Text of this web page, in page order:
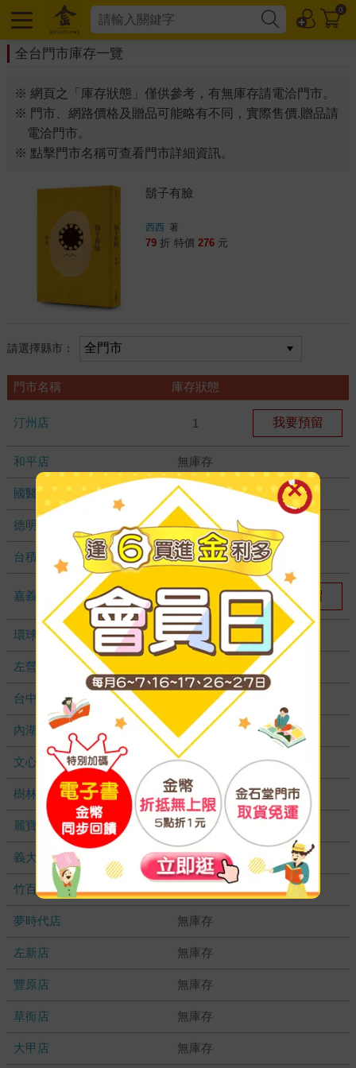
0
全台門市庫存一覽
※ 網頁之「庫存狀態」僅供參考，有無庫存請電洽門市。
※ 門市、網路價格及贈品可能略有不同，實際售價.贈品請
電洽門市。
※ 點擊門市名稱可查看門市詳細資訊。
鬍子有臉
西西 著
79 折 特價 276 元
請選擇縣市：
門市名稱 庫存狀態
汀州店 1 我要預留
和平店 無庫存
國醫加盟店 無庫存
德明加盟店 無庫存
台積店 無庫存
嘉義耐斯店 1 我要預留
環球店 無庫存
左營店
台中秀泰店
內湖大潤發 無庫存
文心店 無庫存
樹林店 無庫存
麗寶店 無庫存
義大店 無庫存
竹百店 無庫存
夢時代店 無庫存
左新店 無庫存
豐原店 無庫存
草衙店 無庫存
大甲店 無庫存